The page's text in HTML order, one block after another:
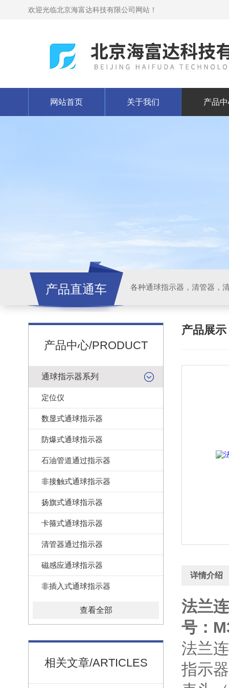
欢迎光临北京海富达科技有限公司网站！
网站首页 关于我们 产品
产品直通车 各种通球指示器，清管器，
产品中心/PRODUCT
通球指示器系列
定位仪
数显式通球指示器
防爆式通球指示器
石油管道通过指示器
非接触式通球指示器
扬旗式通球指示器
卡箍式通球指示器
清管器通过指示器
磁感应通球指示器
非插入式通球指示器
查看全部
相关文章/ARTICLES
产品展示
详情介绍
法兰
号：
法兰
指示